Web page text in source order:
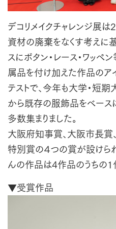
デコリメイクチャレンジ展は
資材の廃棄をなくす考えに
スにボタン・レース・ワッ
属品を付け加えた作品のア
テストで、今年も大学・短
から既存の服飾品をベース
多数集まりました。
大阪府知事賞、大阪市長賞
特別賞の４つの賞が設けら
んの作品は4作品のうちの1
▼受賞作品